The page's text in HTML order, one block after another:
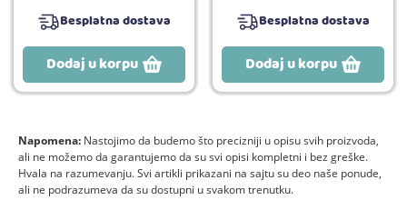
Besplatna dostava
Dodaj u korpu
Besplatna dostava
Dodaj u korpu
Napomena: Nastojimo da budemo što precizniji u opisu svih proizvoda,
ali ne možemo da garantujemo da su svi opisi kompletni i bez greške.
Hvala na razumevanju. Svi artikli prikazani na sajtu su deo naše ponude,
ali ne podrazumeva da su dostupni u svakom trenutku.